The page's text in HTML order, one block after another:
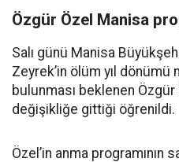
Özgür Özel Manisa
Salı günü Manisa
Zeyrek’in ölüm yıl dönümü
bulunması beklenen Özgür
değişikliğe gittiği öğrenildi.
Özel’in anma programının